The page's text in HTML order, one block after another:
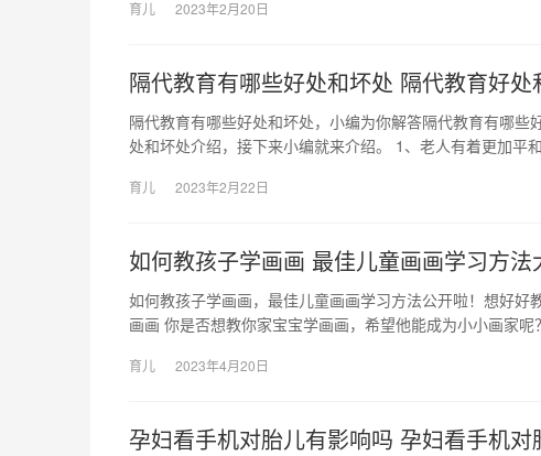
育儿 2023年2月20日
隔代教育有哪些好处和坏处 隔代教育好处
隔代教育有哪些好处和坏处，小编为你解答隔代教育有哪
处和坏处介绍，接下来小编就来介绍。 1、老人有着更加平
育儿 2023年2月22日
如何教孩子学画画 最佳儿童画画学习方法
如何教孩子学画画，最佳儿童画画学习方法公开啦！想好
画画 你是否想教你家宝宝学画画，希望他能成为小小画家
育儿 2023年4月20日
孕妇看手机对胎儿有影响吗 孕妇看手机对